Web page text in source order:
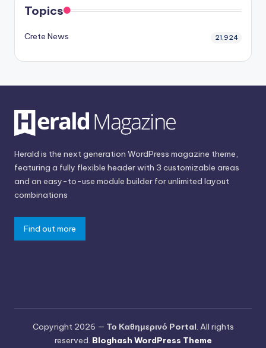
Topics
Crete News 21,924
Herald is the next generation WordPress magazine theme,
featuring a fully flexible header with 3 customizable areas
and an easy-to-use module builder for unlimited layout
combinations
Find out more
Copyright 2026 — Το Καθημερινό Portal. All rights
reserved. Bloghash WordPress Theme